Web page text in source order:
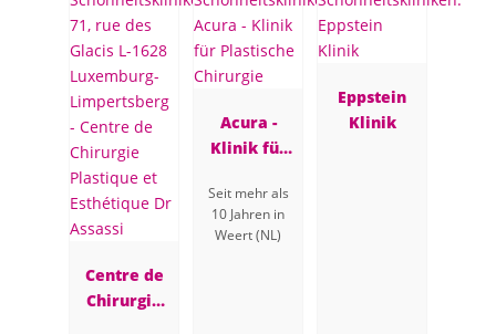
Centre de
Chirurgie
Acura -
Klinik für
Chirurgie
Seit mehr als
10 Jahren in
Weert (NL)
Eppstein
Klinik